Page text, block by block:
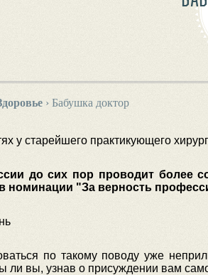
› Бабушка доктор
у старейшего практикующего
до сих пор проводит более
номинации "За верность
по такому поводу уже
ли вы, узнав о присуждении вам